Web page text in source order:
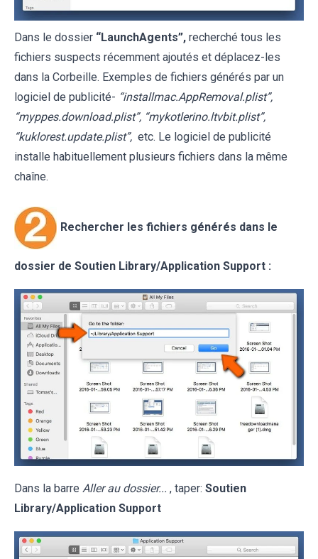
Dans le dossier “LaunchAgents”, recherché tous les
fichiers suspects récemment ajoutés et déplacez-les
dans la Corbeille. Exemples de fichiers générés par un
logiciel de publicité- “installmac.AppRemoval.plist”,
“myppes.download.plist”, “mykotlerino.ltvbit.plist”,
“kuklorest.update.plist”, etc. Le logiciel de publicité
installe habituellement plusieurs fichiers dans la même
chaîne.
Rechercher les fichiers générés dans le
dossier de Soutien Library/Application Support :
Dans la barre Aller au dossier... , taper: Soutien
Library/Application Support